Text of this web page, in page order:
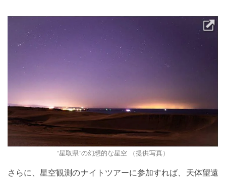
“星取県”の幻想的な星空 （提供写真）
さらに、星空観測のナイトツアーに参加すれば、天体望遠